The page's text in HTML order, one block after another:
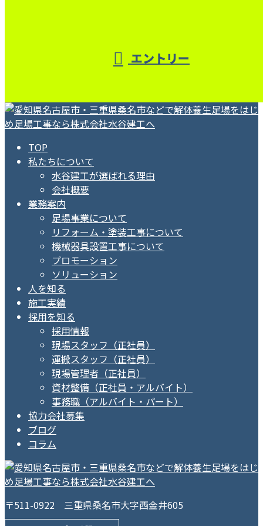
エントリー
TOP
私たちについて
水谷建工が選ばれる理由
会社概要
業務案内
足場事業について
リフォーム・塗装工事について
機械器具設置工事について
プロモーション
ソリューション
人を知る
施工実績
採用を知る
採用情報
現場スタッフ（正社員）
運搬スタッフ（正社員）
現場管理者（正社員）
資材整備（正社員・アルバイト）
事務職（アルバイト・パート）
協力会社募集
ブログ
コラム
〒511-0922 三重県桑名市大字西金井605